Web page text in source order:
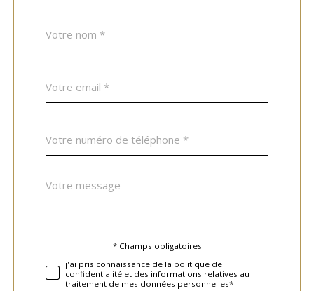
par
*
*
*
Fieldset
Message
*
Validation* Champs obligatoires
j'ai pris connaissance de la politique de
confidentialité et des informations relatives au
traitement de mes données personnelles*